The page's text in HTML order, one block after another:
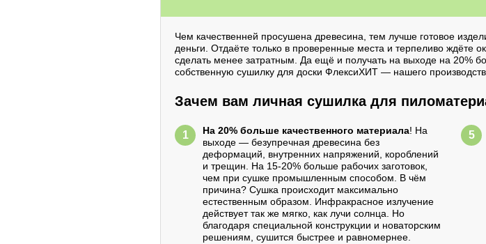
Чем качественней просушена древесина, тем лучше готовое
деньги. Отдаёте только в проверенные места и терпеливо ждёте
сделать менее затратным. Да ещё и получать на выходе на 20%
собственную сушилку для доски ФлексиХИТ — нашего
Зачем вам личная сушилка для
На 20% больше качественного материала! На
выходе — безупречная древесина без
деформаций, внутренних напряжений, короблений
и трещин. На 15-20% больше рабочих заготовок,
чем при сушке промышленным способом. В чём
причина? Сушка происходит максимально
естественным образом. Инфракрасное излучение
действует так же мягко, как лучи солнца. Но
благодаря специальной конструкции и новаторским
решениям, сушится быстрее и равномернее.